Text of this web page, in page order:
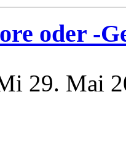
oder -
29. Mai